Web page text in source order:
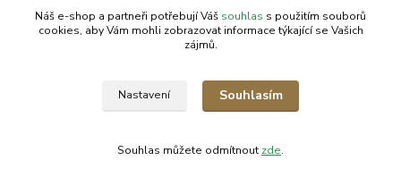
Náš e-shop a partneři potřebují Váš souhlas s použitím souborů
cookies, aby Vám mohli zobrazovat informace týkající se Vašich
zájmů.
Nastavení Souhlasím
Souhlas můžete odmítnout zde.